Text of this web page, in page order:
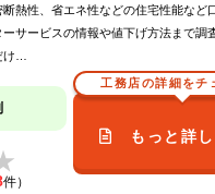
熱性、省エネ性などの住宅性能など
サービスの情報や値下げ方法まで調
け…
件）
工務店の詳細をチ
もっと詳